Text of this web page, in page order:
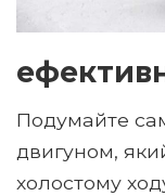
Подумайте
двигуном,
холостому